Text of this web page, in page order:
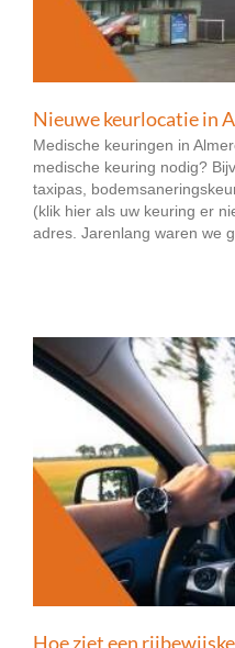
Nieuwe keurlocatie in
Medische keuringen in
medische keuring nodig?
taxipas,
(klik hier als uw keuring er
adres. Jarenlang waren we
Hoe ziet een